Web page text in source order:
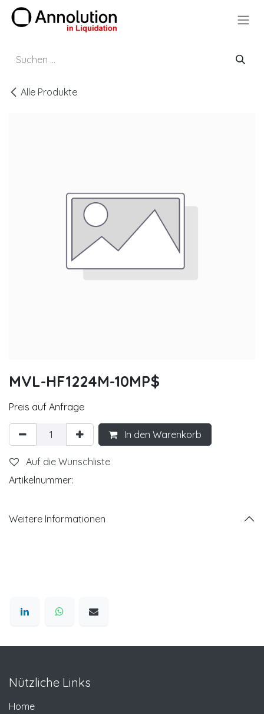
Zum Inhalt springen
Alle Produkte
MVL-HF1224M-10MP$
Preis auf Anfrage
In den Warenkorb
Auf die Wunschliste
Artikelnummer:
Weitere Informationen
Nützliche Links
Home